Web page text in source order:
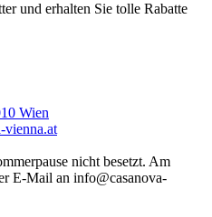
und erhalten Sie tolle Rabatte
Wien
nicht besetzt. Am
E-Mail an info@casanova-